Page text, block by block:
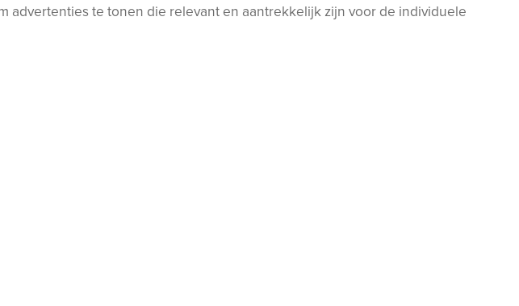
te tonen die relevant en aantrekkelijk zijn voor de individuele